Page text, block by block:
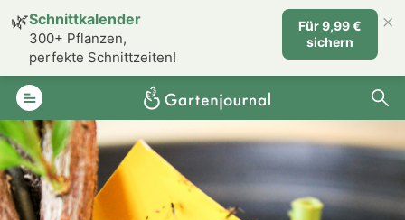
🌿Schnittkalender
300+ Pflanzen,
perfekte Schnittzeiten!
Für 9,99 €
sichern
×